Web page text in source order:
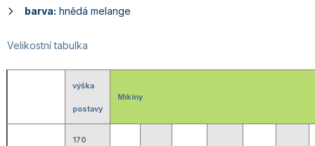
barva: hnědá melange
Velikostní tabulka
výška
postavy
Mikiny
170